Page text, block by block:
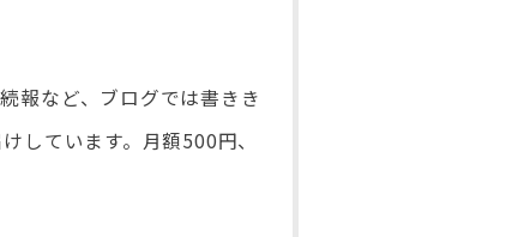
報など、ブログでは書きき
しています。月額500円、